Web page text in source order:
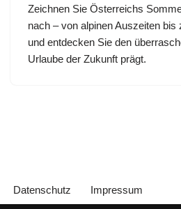
Zeichnen Sie Österreichs
nach – von alpinen Auszeiten bis
und entdecken Sie den
Urlaube der Zukunft prägt.
Datenschutz Impressum